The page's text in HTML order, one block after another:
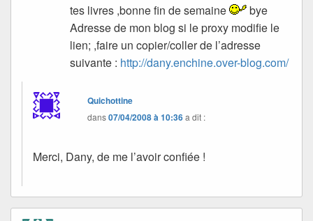
tes livres ,bonne fin de semaine
bye
Adresse de mon blog si le proxy modifie le
lien; ,faire un copier/coller de l’adresse
suivante : http://dany.enchine.over-blog.com/
Quichottine
dans07/04/2008 à 10:36a dit :
Merci, Dany, de me l’avoir confiée !